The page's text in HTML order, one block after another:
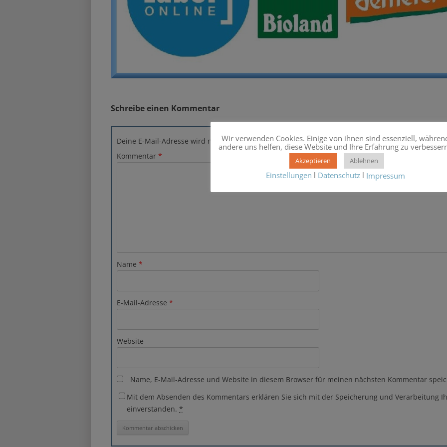
Schreibe einen Kommentar
Deine E-Mail-Adresse wird nicht veröffentlicht. Erforderliche Felder sind mit*markiert
Kommentar *
Name *
E-Mail-Adresse *
Website
Name, E-Mail-Adresse und Website in diesem Browser für meinen nächsten Kommentar
Mit dem Absenden des Kommentars erklären Sie sich mit der Speicherung und Verarbeitung
einverstanden. *
Wir verwenden Cookies. Einige von ihnen sind essenziell,
andere uns helfen, diese Website und Ihre Erfahrung zu
Akzeptieren Ablehnen
Einstellungen l Datenschutzl Impressum